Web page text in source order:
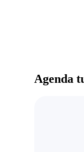
Agenda